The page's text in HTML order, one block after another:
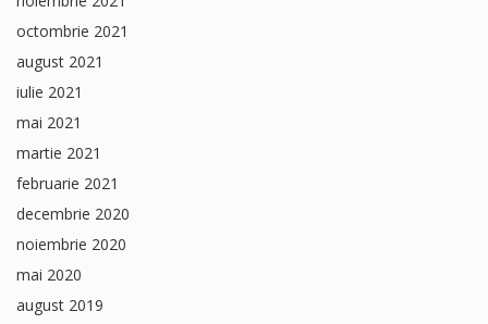
octombrie 2021
august 2021
iulie 2021
mai 2021
martie 2021
februarie 2021
decembrie 2020
noiembrie 2020
mai 2020
august 2019